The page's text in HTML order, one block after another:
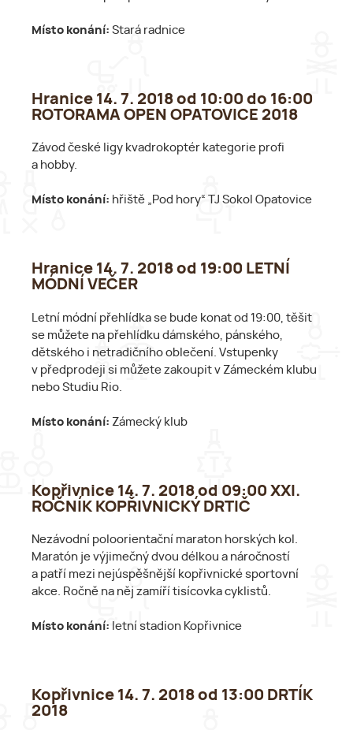
Místo konání: Stará radnice
Hranice 14. 7. 2018 od 10:00 do 16:00
ROTORAMA OPEN OPATOVICE 2018
Závod české ligy kvadrokoptér kategorie profi
a hobby.
Místo konání: hřiště „Pod hory“ TJ Sokol Opatovice
Hranice 14. 7. 2018 od 19:00 LETNÍ
MÓDNÍ VEČER
Letní módní přehlídka se bude konat od 19:00, těšit
se můžete na přehlídku dámského, pánského,
dětského i netradičního oblečení. Vstupenky
v předprodeji si můžete zakoupit v Zámeckém klubu
nebo Studiu Rio.
Místo konání: Zámecký klub
Kopřivnice 14. 7. 2018 od 09:00 XXI.
ROČNÍK KOPŘIVNICKÝ DRTIČ
Nezávodní poloorientační maraton horských kol.
Maratón je výjimečný dvou délkou a náročností
a patří mezi nejúspěšnější kopřivnické sportovní
akce. Ročně na něj zamíří tisícovka cyklistů.
Místo konání: letní stadion Kopřivnice
Kopřivnice 14. 7. 2018 od 13:00 DRTÍK
2018